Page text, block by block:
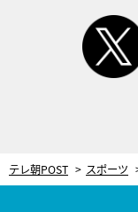
テレ朝POST スポーツ